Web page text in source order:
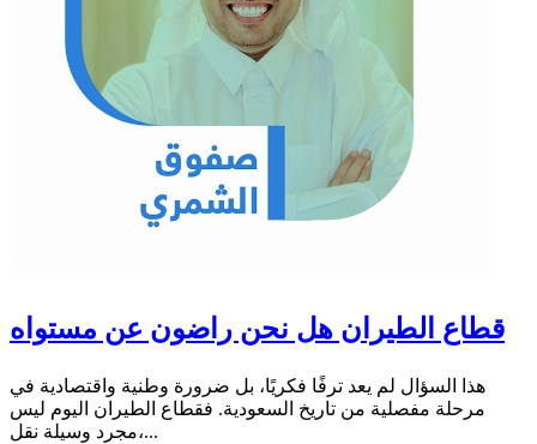
قطاع الطيران هل نحن راضون عن مستواه
هذا السؤال لم يعد ترفًا فكريًا، بل ضرورة وطنية واقتصادية في
مرحلة مفصلية من تاريخ السعودية. فقطاع الطيران اليوم ليس
مجرد وسيلة نقل،...